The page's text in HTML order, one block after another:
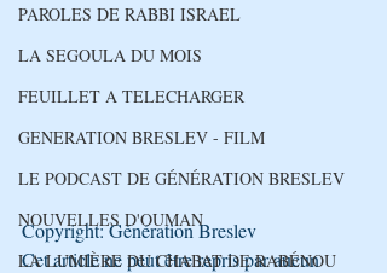
PAROLES DE RABBI ISRAEL
LA SEGOULA DU MOIS
FEUILLET A TELECHARGER
GENERATION BRESLEV - FILM
LE PODCAST DE GÉNÉRATION BRESLEV
NOUVELLES D'OUMAN
LA LUMIÈRE DU CHABAT DE RABÉNOU
Copyright: Génération Breslev
Cet article ne peut être repris par aucun